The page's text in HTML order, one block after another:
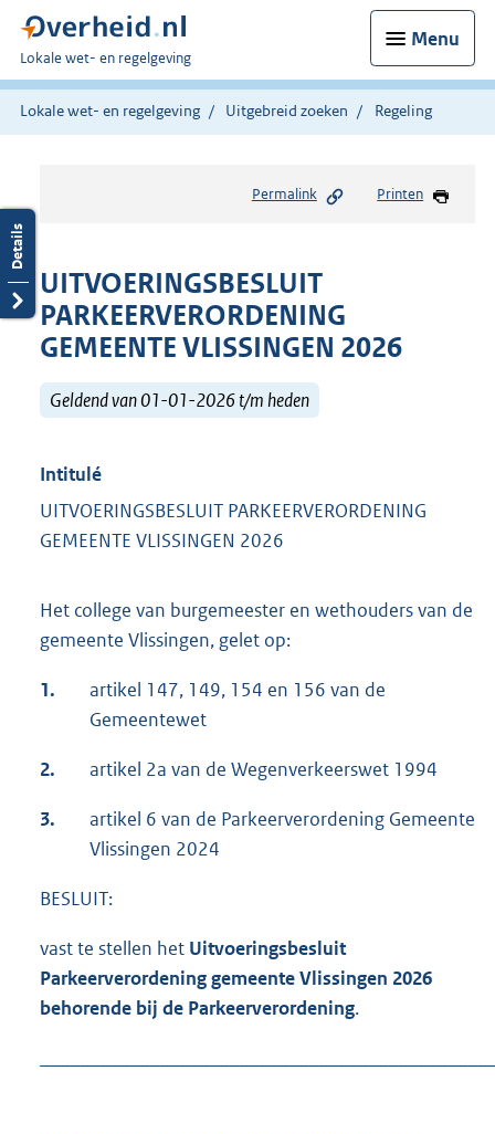
Menu
U
bent
hier:
Lokale wet- en regelgeving
Lokale wet- en regelgeving Uitgebreid zoeken Regeling
Permalink Printen
UITVOERINGSBESLUIT
PARKEERVERORDENING
GEMEENTE VLISSINGEN 2026
Geldend van 01-01-2026 t/m heden
Intitulé
UITVOERINGSBESLUIT PARKEERVERORDENING
GEMEENTE VLISSINGEN 2026
Het college van burgemeester en wethouders van de
gemeente Vlissingen, gelet op:
1.
artikel 147, 149, 154 en 156 van de
Gemeentewet
2. artikel 2a van de Wegenverkeerswet 1994
3.
artikel 6 van de Parkeerverordening Gemeente
Vlissingen 2024
BESLUIT:
vast te stellen het Uitvoeringsbesluit
Parkeerverordening gemeente Vlissingen 2026
behorende bij de Parkeerverordening.